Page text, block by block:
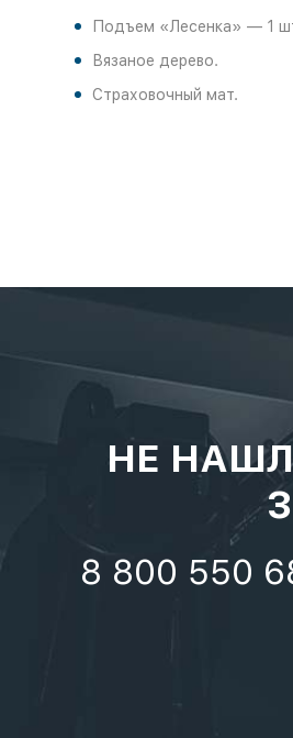
Подъем «Лесенка» — 1
Вязаное дерево.
Страховочный мат.
НЕ
8 800 550